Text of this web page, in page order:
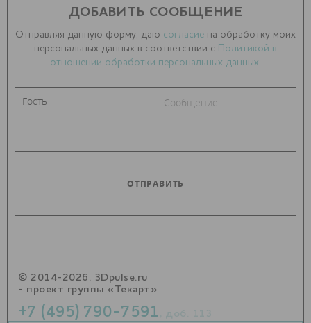
ДОБАВИТЬ СООБЩЕНИЕ
Отправляя данную форму, даю согласие на обработку моих
персональных данных в соответствии с
Политикой в
отношении обработки персональных данных.
© 2014-2026. 3Dpulse.ru
- проект группы «Текарт»
+7 (495) 790-7591